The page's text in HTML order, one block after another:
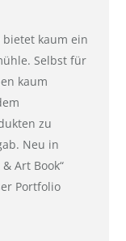
kaum ein
Selbst für
kaum
zu
Neu in
Art Book“
Portfolio